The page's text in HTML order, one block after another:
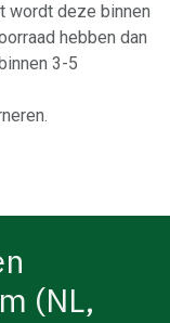
wordt deze binnen
hebben dan
3-5
(NL,